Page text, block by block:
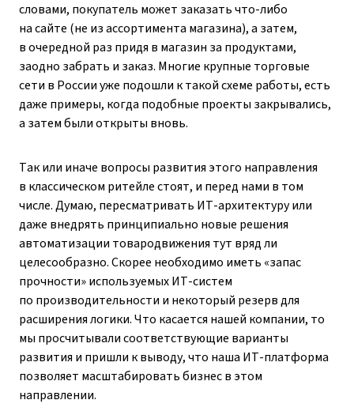
словами, покупатель может заказать что-либо
на сайте (не из ассортимента магазина), а затем,
в очередной раз придя в магазин за продуктами,
заодно забрать и заказ. Многие крупные торговые
сети в России уже подошли к такой схеме работы, есть
даже примеры, когда подобные проекты закрывались,
а затем были открыты вновь.
Так или иначе вопросы развития этого направления
в классическом ритейле стоят, и перед нами в том
числе. Думаю, пересматривать ИТ-архитектуру или
даже внедрять принципиально новые решения
автоматизации товародвижения тут вряд ли
целесообразно. Скорее необходимо иметь «запас
прочности» используемых ИТ-систем
по производительности и некоторый резерв для
расширения логики. Что касается нашей компании, то
мы просчитывали соответствующие варианты
развития и пришли к выводу, что наша ИТ-платформа
позволяет масштабировать бизнес в этом
направлении.